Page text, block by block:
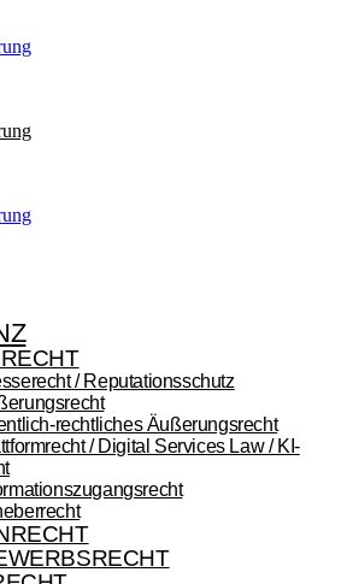
/ Reputationsschutz
rechtliches Äußerungsrecht
/ Digital Services Law / KI-